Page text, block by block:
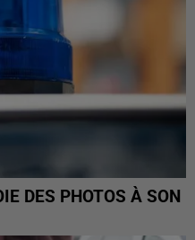
DES PHOTOS À SON